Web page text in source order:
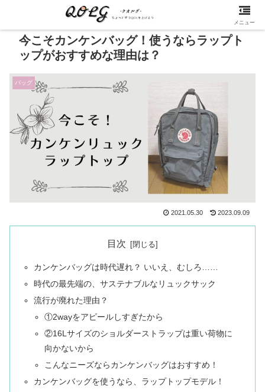
今こそカンケンバッグ！使うならラップト
ップがおすすめな理由は？
バッグ
2021.05.30 2023.09.09
目次
カンケンバッグは時代遅れ？ いいえ、むしろ……
時代の最先端の、サステナブルなリュックサック
流行が廃れた理由？
①2wayをアピールしすぎたから
②16Lサイズのショルダーストラップは重い荷物に
向かないから
こんなニーズならカンケンバッグはおすすめ！
カンケンバッグを使うなら、ラップトップモデル！
メニュー